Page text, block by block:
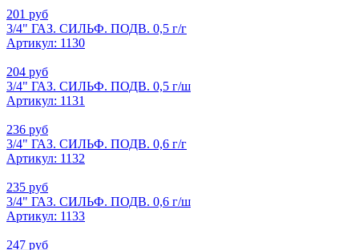
201 руб
3/4" ГАЗ. СИЛЬФ. ПОДВ. 0,5 г/г
Артикул: 1130
204 руб
3/4" ГАЗ. СИЛЬФ. ПОДВ. 0,5 г/ш
Артикул: 1131
236 руб
3/4" ГАЗ. СИЛЬФ. ПОДВ. 0,6 г/г
Артикул: 1132
235 руб
3/4" ГАЗ. СИЛЬФ. ПОДВ. 0,6 г/ш
Артикул: 1133
247 руб